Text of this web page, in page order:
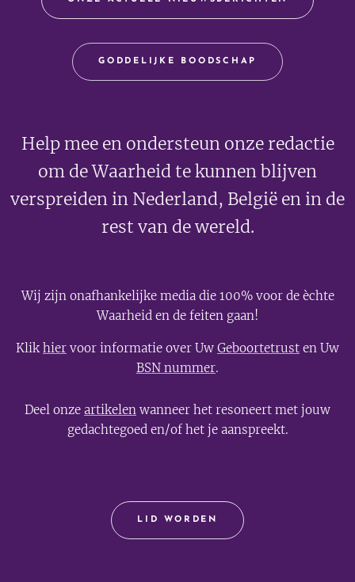
GODDELIJKE BOODSCHAP
Help mee en ondersteun onze redactie
om de Waarheid te kunnen blijven
verspreiden in Nederland, België en in de
rest van de wereld.
Wij zijn onafhankelijke media die 100% voor de èchte
Waarheid en de feiten gaan!
Klikhier voor informatie over Uw Geboortetrust en Uw
BSN nummer.
Deel onze artikelen wanneer het resoneert met jouw
gedachtegoed en/of het je aanspreekt.
LID WORDEN